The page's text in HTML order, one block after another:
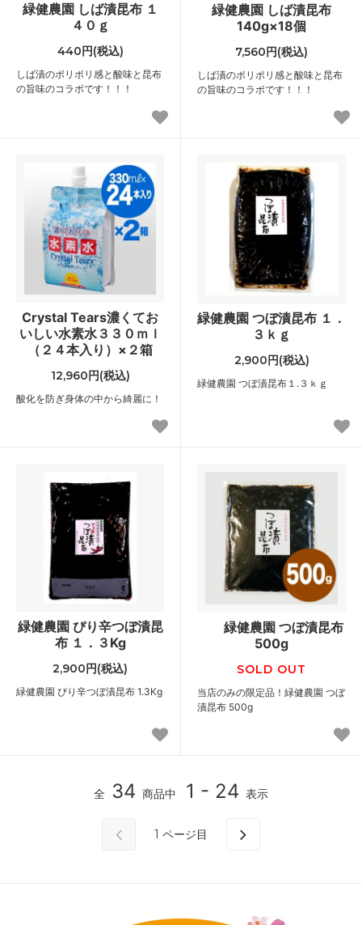
緑健農園 しば漬昆布 １
４０ｇ
440円(税込)
しば漬のポリポリ感と酸味と昆布
の旨味のコラボです！！！
緑健農園 しば漬昆布
140g×18個
7,560円(税込)
しば漬のポリポリ感と酸味と昆布
の旨味のコラボです！！！
Crystal Tears濃くてお
いしい水素水３３０ｍｌ
（２４本入り）×２箱
12,960円(税込)
酸化を防ぎ身体の中から綺麗に！
緑健農園 つぼ漬昆布 １．
３ｋｇ
2,900円(税込)
緑健農園 つぼ漬昆布１.３ｋｇ
緑健農園 ぴり辛つぼ漬昆
布 １．３Kg
2,900円(税込)
緑健農園 ぴり辛つぼ漬昆布 1.3Kg
緑健農園 つぼ漬昆布
500g
SOLD OUT
当店のみの限定品！緑健農園 つぼ
漬昆布 500g
全 34 商品中 1 - 24 表示
1 ページ目